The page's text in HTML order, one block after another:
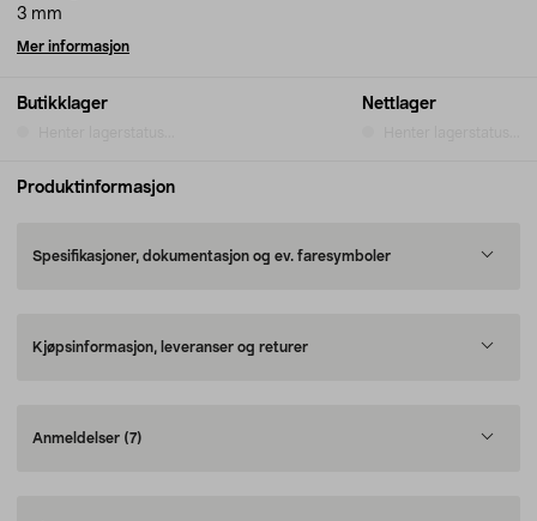
Butikklager Nettlager
3 mm
Mer informasjon
Produktinformasjon
Spesifikasjoner, dokumentasjon og ev. faresymboler
Kjøpsinformasjon, leveranser og returer
Anmeldelser (7)